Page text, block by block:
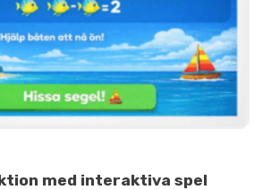
med interaktiva spel